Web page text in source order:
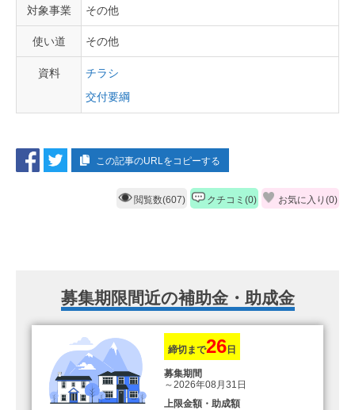
対象事業 その他
使い道 その他
資料
チラシ
交付要綱
この記事のURLをコピーする
閲覧数(607) クチコミ(0) お気に入り(0)
募集期限間近の補助金・助成金
締切まで26 日
募集期間
～2026年08月31日
上限金額・助成額